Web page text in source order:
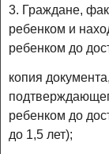
3. Граждане,
ребенком и
ребенком до
копия
ребенком до
до 1,5 лет);